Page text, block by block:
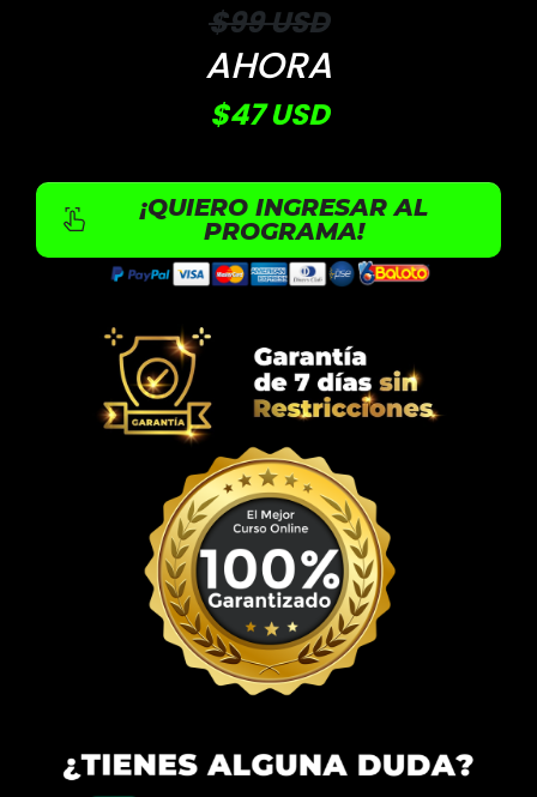
$99 USD
AHORA
$47 USD
¡QUIERO INGRESAR AL
PROGRAMA!